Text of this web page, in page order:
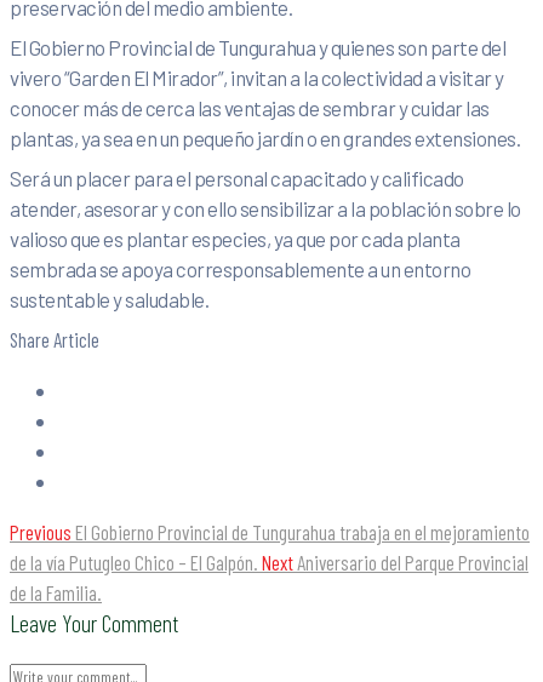
preservación del medio ambiente.
El Gobierno Provincial de Tungurahua y quienes son parte del
vivero “Garden El Mirador”, invitan a la colectividad a visitar y
conocer más de cerca las ventajas de sembrar y cuidar las
plantas, ya sea en un pequeño jardín o en grandes extensiones.
Será un placer para el personal capacitado y calificado
atender, asesorar y con ello sensibilizar a la población sobre lo
valioso que es plantar especies, ya que por cada planta
sembrada se apoya corresponsablemente a un entorno
sustentable y saludable.
Share Article
Previous El Gobierno Provincial de Tungurahua trabaja en el mejoramiento
de la vía Putugleo Chico – El Galpón. NextAniversario del Parque Provincial
de la Familia.
Leave Your Comment